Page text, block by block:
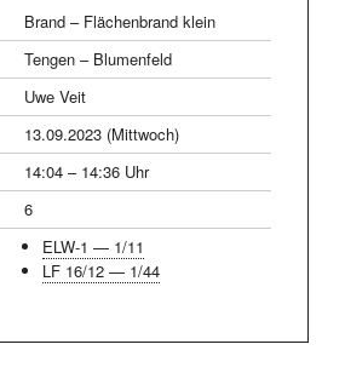
Brand – Flächenbrand klein
Tengen – Blumenfeld
Uwe Veit
13.09.2023 (Mittwoch)
14:04 – 14:36 Uhr
6
ELW-1 — 1/11
LF 16/12 — 1/44